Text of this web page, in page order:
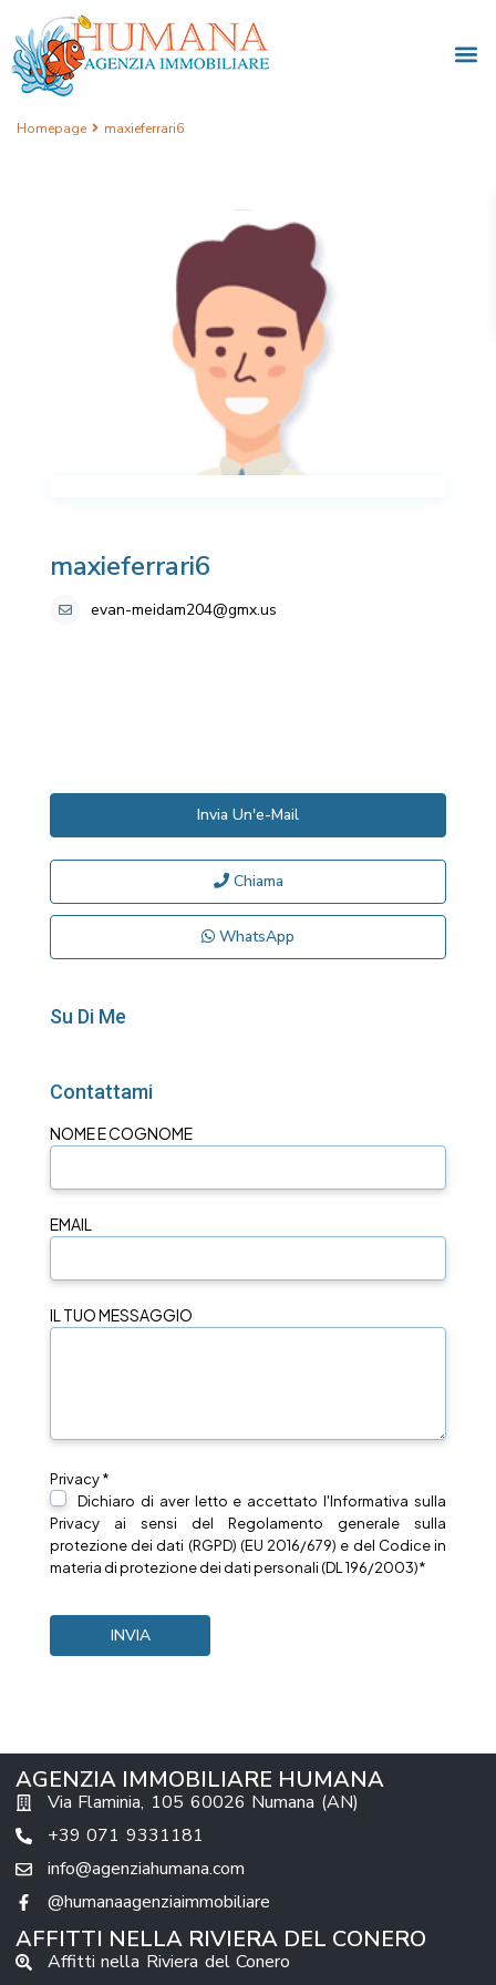
Homepage maxieferrari6
maxieferrari6
evan-meidam204@gmx.us
Invia Un'e-Mail
Chiama
WhatsApp
Su Di Me
Contattami
NOME E COGNOME
EMAIL
IL TUO MESSAGGIO
Privacy *
Dichiaro di aver letto e accettato l'Informativa sulla
Privacy ai sensi del Regolamento generale sulla
protezione dei dati (RGPD) (EU 2016/679) e del Codice in
materia di protezione dei dati personali (DL 196/2003)*
AGENZIA IMMOBILIARE HUMANA
Via Flaminia, 105 60026 Numana (AN)
+39 071 9331181
info@agenziahumana.com
@humanaagenziaimmobiliare
AFFITTI NELLA RIVIERA DEL CONERO
Affitti nella Riviera del Conero